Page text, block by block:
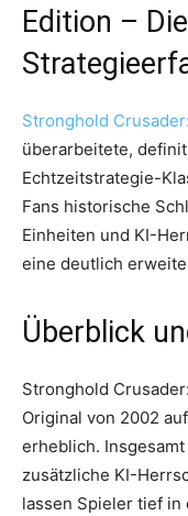
Edition –
Stronghold
überarbeitete,
Echtzeitstrategie-
Fans historische
Einheiten und KI-
eine deutlich
Überblick
Stronghold
Original von 2002
erheblich.
zusätzliche KI-
lassen Spieler tief in